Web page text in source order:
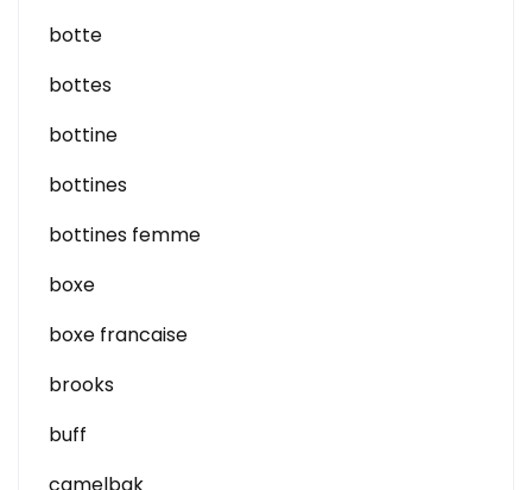
botte
bottes
bottine
bottines
bottines femme
boxe
boxe francaise
brooks
buff